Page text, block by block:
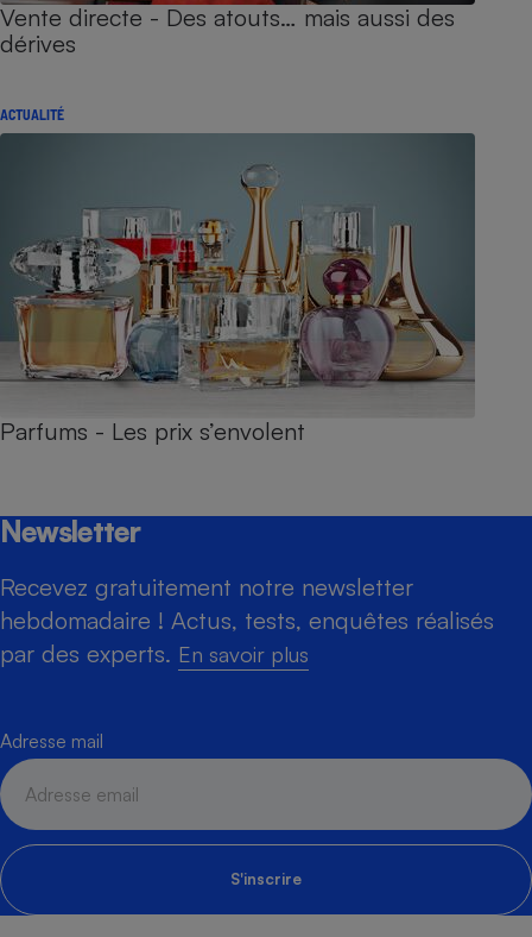
Vente directe - Des atouts… mais aussi des
dérives
ACTUALITÉ
Parfums - Les prix s’envolent
Newsletter
Recevez gratuitement notre newsletter
hebdomadaire ! Actus, tests, enquêtes réalisés
par des experts. En savoir plus
Adresse mail
S'inscrire